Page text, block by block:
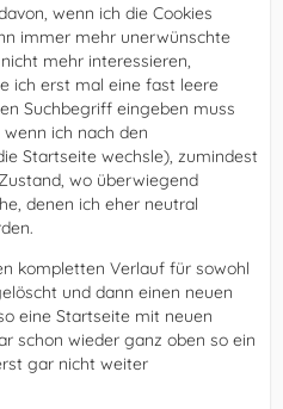
wenn ich die Cookies
immer mehr unerwünschte
mehr interessieren,
ich erst mal eine fast leere
Suchbegriff eingeben muss
ich nach den
Startseite wechsle), zumindest
wo überwiegend
denen ich eher neutral
kompletten Verlauf für sowohl
und dann einen neuen
eine Startseite mit neuen
schon wieder ganz oben so ein
gar nicht weiter